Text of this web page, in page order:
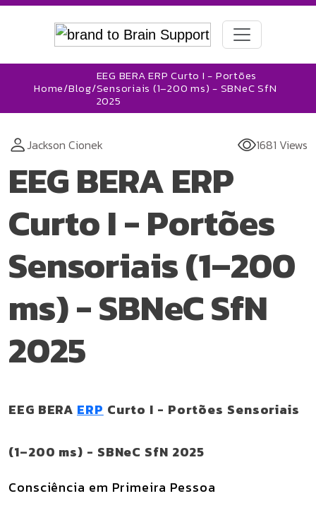
Home/Blog/
EEG BERA ERP Curto I - Portões
Sensoriais (1–200 ms) - SBNeC SfN
2025
Jackson Cionek 1681 Views
EEG BERA ERP
Curto I - Portões
Sensoriais (1–200
ms) - SBNeC SfN
2025
EEG BERA ERP Curto I - Portões Sensoriais
(1–200 ms) - SBNeC SfN 2025
Consciência em Primeira Pessoa